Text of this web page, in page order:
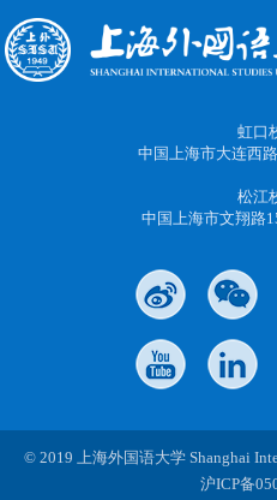
虹口
中国上海市大连西
松江
中国上海市文翔路
© 2019 上海外国语大学 Shanghai
沪ICP备